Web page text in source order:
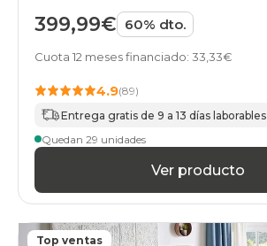
399,99€ 60% dto.
Cuota 12 meses financiado: 33,33€
4.9(89)
Entrega gratis de 9 a 13 días laborables
Quedan 29 unidades
Ver producto
Top ventas